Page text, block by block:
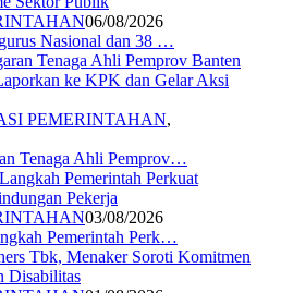
06/08/2026
Nasional dan 38 …
PEMERINTAHAN,
Tenaga Ahli Pemprov…
03/08/2026
Pemerintah Perk…